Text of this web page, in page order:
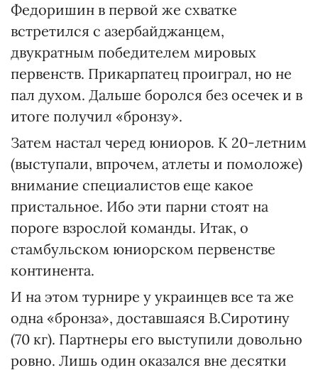
Федоришин в первой же схватке
встретился с азербайджанцем,
двукратным победителем мировых
первенств. Прикарпатец проиграл, но не
пал духом. Дальше боролся без осечек и в
итоге получил «бронзу».
Затем настал черед юниоров. К 20-летним
(выступали, впрочем, атлеты и помоложе)
внимание специалистов еще какое
пристальное. Ибо эти парни стоят на
пороге взрослой команды. Итак, о
стамбульском юниорском первенстве
континента.
И на этом турнире у украинцев все та же
одна «бронза», доставшаяся В.Сиротину
(70 кг). Партнеры его выступили довольно
ровно. Лишь один оказался вне десятки